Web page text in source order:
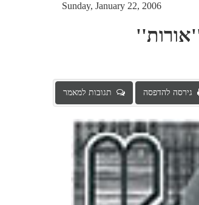
Sunday, January 22, 2006
גירסה להדפסה תגובות למאמר